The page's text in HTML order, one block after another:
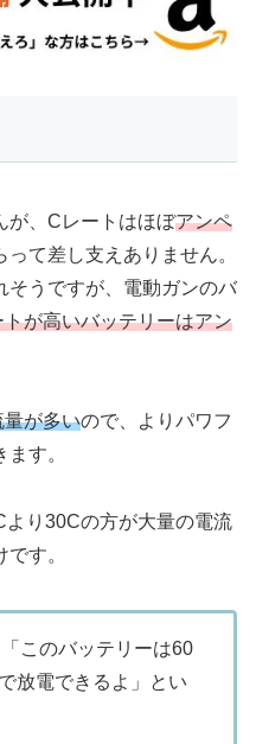
が、Cレートはほぼアンペ
って差し支えありません。
そうですが、電動ガンのバ
トが高いバッテリーはアン
が多いので、よりパワフ
す。
り30Cの方が大量の電流
す。
このバッテリーは60
放電できるよ」とい